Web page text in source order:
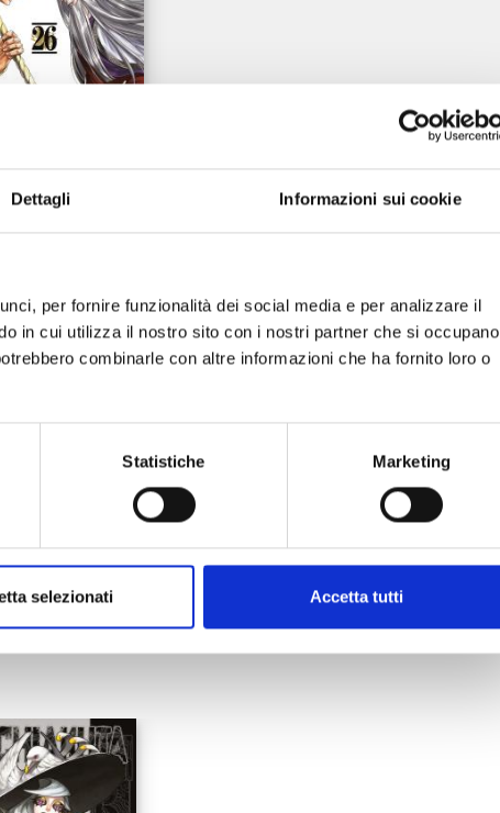
Dettagli Informazioni sui cookie
per fornire funzionalità dei social media e per analizzare il
in cui utilizza il nostro sito con i nostri partner che si occupano
combinarle con altre informazioni che ha fornito loro o
Statistiche Marketing
selezionati Accetta tutti
25/08/2026